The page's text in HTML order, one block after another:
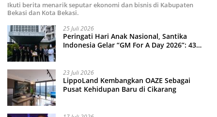
Ikuti berita menarik seputar ekonomi dan bisnis di Kabupaten
Bekasi dan Kota Bekasi.
25 Juli 2026
Peringati Hari Anak Nasional, Santika
Indonesia Gelar “GM For A Day 2026”: 43
23 Juli 2026
LippoLand Kembangkan OAZE Sebagai
Pusat Kehidupan Baru di Cikarang